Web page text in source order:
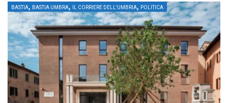
BASTIA, BASTIA UMBRA, IL CORRIERE DELL'UMBRIA, POLITICA